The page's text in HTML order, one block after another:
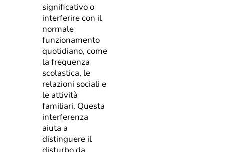
significativo o
interferire con il
normale
funzionamento
quotidiano, come
la frequenza
scolastica, le
relazioni sociali e
le attività
familiari. Questa
interferenza
aiuta a
distinguere il